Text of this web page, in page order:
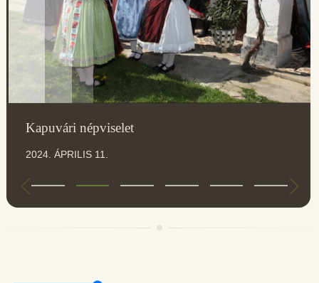
Kapuvári népviselet
2024. ÁPRILIS 11.